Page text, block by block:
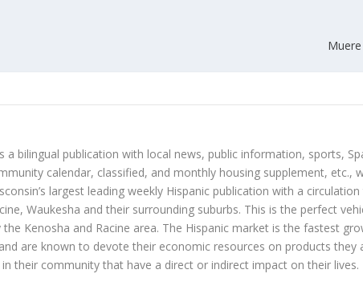
a bilingual publication with local news, public information, sports,
calendar, classified, and monthly housing supplement, etc.,
largest leading weekly Hispanic publication with a
Waukesha and their surrounding suburbs. This is the perfect
Kenosha and Racine area. The Hispanic market is the fastest
are known to devote their economic resources on products
their community that have a direct or indirect impact on their lives.